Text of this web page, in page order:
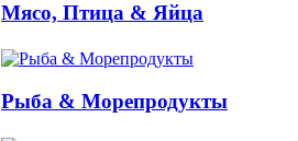
Мясо, Птица & Яйца
Рыба & Mорепродукты